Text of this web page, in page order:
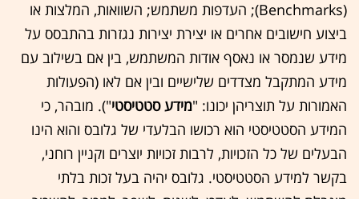
(Benchmarks); העדפות משתמש; השוואות, המלצות או
ביצוע חישובים אחרים או יצירת יצירות נגזרות בהתבסס על
מידע שנמסר או נאסף אודות המשתמש, בין אם בשילוב עם
מידע המתקבל מצדדים שלישיים ובין אם לאו (הפעולות
האמורות על תוצריהן יכונו: "מידע סטטיסטי"). מובהר, כי
המידע הסטטיסטי הוא רכושו הבלעדי של גלובס והוא הינו
הבעלים של כל הזכויות, לרבות זכויות יוצרים וקניין רוחני,
בקשר למידע הסטטיסטי. גלובס יהיה בעל זכות בלתי